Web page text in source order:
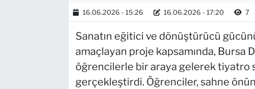
16.06.2026 - 15:26 16.06.2026 - 17:20 7
Sanatın eğitici ve dönüştürücü
amaçlayan proje kapsamında, Bursa
öğrencilerle bir araya gelerek tiyatro
gerçekleştirdi. Öğrenciler, sahne